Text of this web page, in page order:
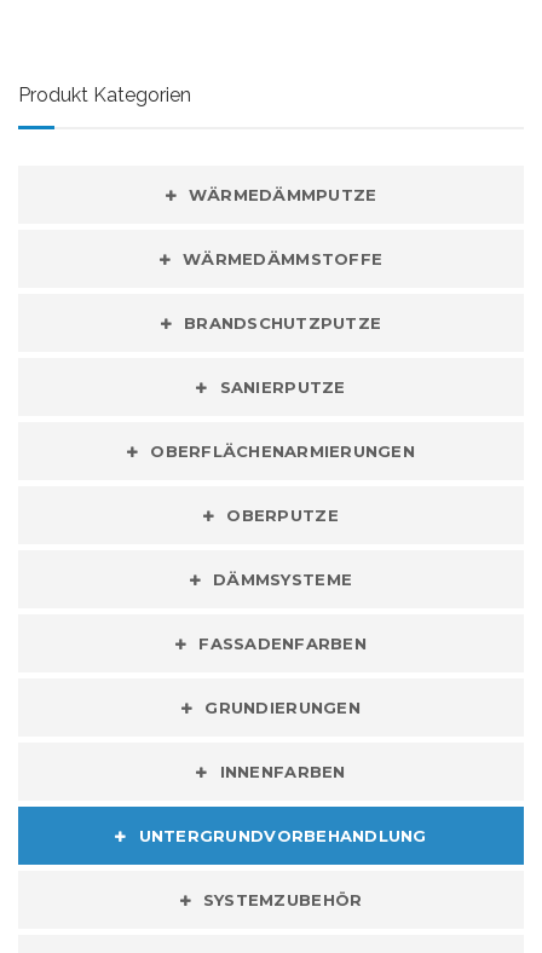
Produkt Kategorien
WÄRMEDÄMMPUTZE
WÄRMEDÄMMSTOFFE
BRANDSCHUTZPUTZE
SANIERPUTZE
OBERFLÄCHENARMIERUNGEN
OBERPUTZE
DÄMMSYSTEME
FASSADENFARBEN
GRUNDIERUNGEN
INNENFARBEN
UNTERGRUNDVORBEHANDLUNG
SYSTEMZUBEHÖR